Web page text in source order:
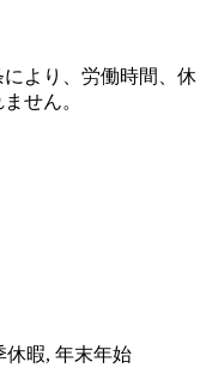
より、労働時間、休
せん。
休暇, 年末年始